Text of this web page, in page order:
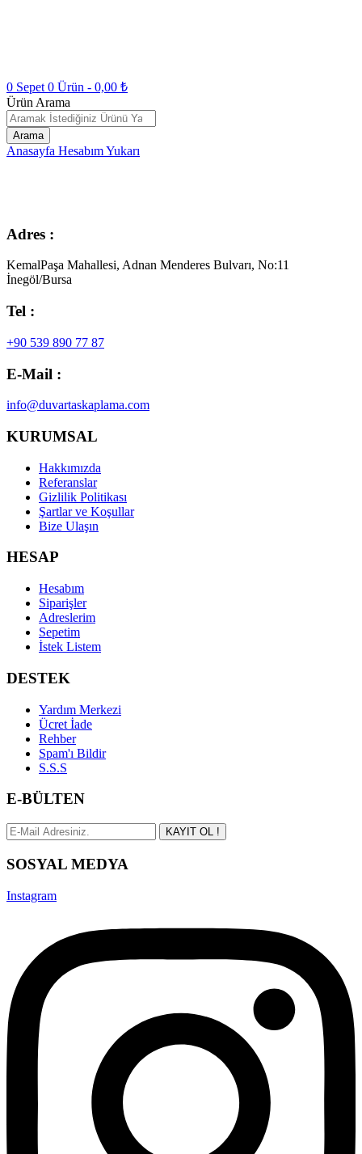
0 Sepet 0 Ürün - 0,00 ₺
Ürün Arama
Arama
Anasayfa HesabımYukarı
Adres :
KemalPaşa Mahallesi, Adnan Menderes Bulvarı, No:11
İnegöl/Bursa
Tel :
+90 539 890 77 87
E-Mail :
info@duvartaskaplama.com
KURUMSAL
Hakkımızda
Referanslar
Gizlilik Politikası
Şartlar ve Koşullar
Bize Ulaşın
HESAP
Hesabım
Siparişler
Adreslerim
Sepetim
İstek Listem
DESTEK
Yardım Merkezi
Ücret İade
Rehber
Spam'ı Bildir
S.S.S
E-BÜLTEN
KAYIT OL !
SOSYAL MEDYA
Instagram